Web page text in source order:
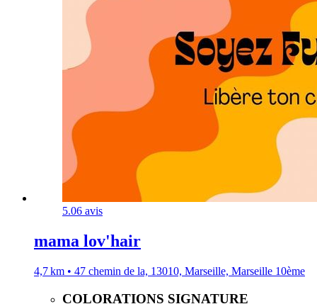
5.06 avis
mama lov'hair
4,7 km • 47 chemin de la, 13010, Marseille, Marseille 10ème
COLORATIONS SIGNATURE